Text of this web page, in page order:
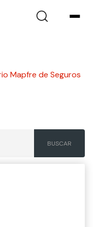
Mapfre de Seguros